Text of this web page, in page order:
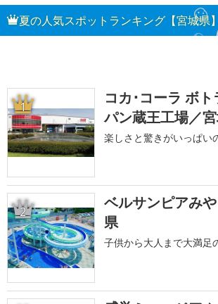
夏の人気スポットランキング【宮城県】
1
コカ･コーラ ボ
パン蔵王工場／
楽しさと驚きがいっぱい
2
ベルサンピアみ
県
子供から大人まで大満足